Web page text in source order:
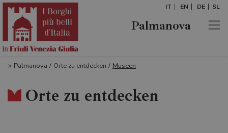
IT EN DE SL
Palmanova
> Palmanova / Orte zu entdecken / Museen
Orte zu entdecken